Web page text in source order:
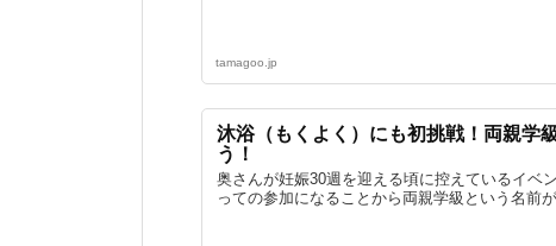
tamagoo.jp
沐浴（もくよく）にも初挑戦！両親学
う！
奥さんが妊娠30週を迎える頃に控えているイベ
っての参加になることから両親学級という名前